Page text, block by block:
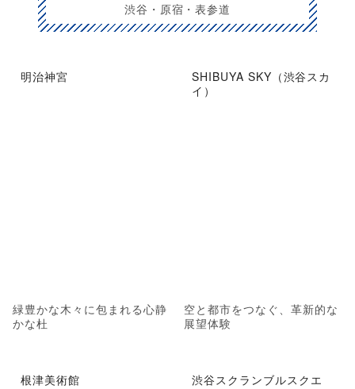
渋谷・原宿・表参道
明治神宮
緑豊かな木々に包まれる心静
かな杜
SHIBUYA SKY（渋谷スカ
イ）
空と都市をつなぐ、革新的な
展望体験
根津美術館
渋谷スクランブルスクエ